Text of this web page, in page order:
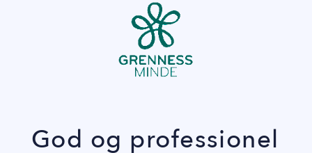
God og professionel